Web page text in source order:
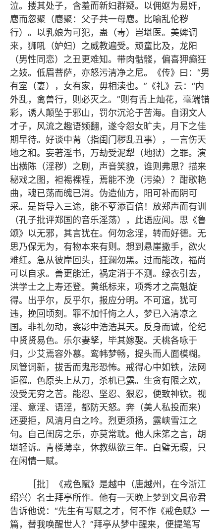
泣。搂其处子，含羞而新妇群疑。以佣妪为易奸，
麀而忽聚（麀聚：父子共一母麀。比喻乱伦秽
行）。以乳娘为可犯，蛊（毒）岂堪医。美婢调
来，狮吼（妒妇）之威教遍受。顽童比及，龙阳
（男性同恋）之丑更难知。带肉骷髅，偏喜狎癫狂
之妓。低眉菩萨，亦怒污清净之尼。《传》曰：“男
有室（妻），女有家，毋相渎也。”《礼》云：“内
外乱，禽兽行，则必灭之。”则有舌上灿花，毫端错
彩，诱人颠坠于邪山，罚尔沉沦于苦海。自诩文人
才子，风流之趣语频翻，遂令怨女旷夫，月下之佳
期早待。好谈中冓（指闺门秽乱丑事），一言伤天
地之和。妄著淫书，万劫受泥犁（地狱）之罪。演
出横陈（淫秽）之剧，声音笑貌，谁则弗思？描来
秘戏之图，袒裼裸裎，焉能不浼（污染）？酣歌艳
曲，魂已荡而魄已消。伪造仙方，阳可补而阴可
采。是皆导入三途，能不孽添百倍！放郑声而有训
（孔子批评郑国的音乐淫荡），此语应闻。思《鲁
颂》以无邪，其言犹在。何勿念淫，转而好德。无
思乃保无为，有物本来有则。想到悬崖撒手，欲火
难红。急从彼岸回头，狂澜勿黑。过而能改，福尚
可以自求。善更能迁，祸定消于不测。绿衣引去，
洪学士之上寿还登。黄纸标来，项秀才之高魁旋
得。出乎尔，反乎尔，报应分明。不可逭，犹可
违，挽回顷刻。罪不加忏悔之人，梦已入清凉之
国。非礼勿动，衾影中浩浩其天。反身而诚，伦纪
中贤贤易色。乐尔妻孥，毕其嫁娶。夭桃各咏于
归，少艾焉容外慕。鸾帏梦畅，提头而人面模糊。
凤管词新，拔舌而鬼形恐怖。戒得心中如铁，法网
讵罹。色原头上从刀，杀机已露。生贪有限之欢，
没受无穷之苦。能忍、坚忍、狠忍，便致神钦。视
淫、意淫、语淫，都防天怒。奔（美人私投而来）
还要拒，风清月白之吟。烈更须扬，露峡雪江之
句。自己闺房之乐，亦莫常耽。他人床笫之言，胡
堪轻诉。青楼薄幸，休教纵欲三年。白璧无瑕，只
在闲情一赋。
［批］《戒色赋》是越中（唐越州，在今浙江
绍兴）名士拜亭所作。他有一天晚上梦到文昌帝君
告诉他说：“先生有写赋之才，何不作《戒色赋》一
篇，替我唤醒世人？”拜亭从梦中醒来，便提笔写